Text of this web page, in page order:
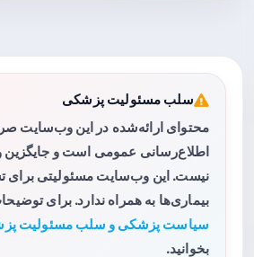
سلب مسئولیت پزشکی
محتوای ارائه‌شده در این وب‌سایت
اطلاع‌رسانی عمومی است و
نیست. این وب‌سایت مسئولیتی برای
بیماری‌ها به همراه ندارد. برای
سیاست پزشکی و سلب مسئولیت
بخوانید.